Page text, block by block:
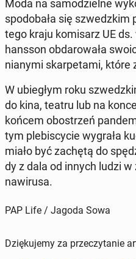
Moda na sa­mo­dziel­ne
spodo­ba­ła się
tego kraju ko­mi­sarz UE
hans­son ob­da­ro­wa­ła
nia­ny­mi skar­pe­ta­mi, które
W ubie­głym roku
do kina, teatru lub na
końcem ob­ostrzeń
tym ple­bi­scy­cie wygrała
miało być zachętą do
dy z dala od innych ludzi
na­wi­ru­sa.
PAP Life / Jagoda Sowa
Dziękujemy za przeczytanie